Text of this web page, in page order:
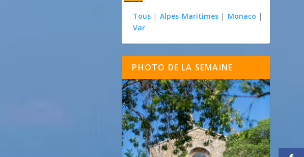
Tous | Alpes-Maritimes | Monaco |
Var
PHOTO DE LA SEMAINE